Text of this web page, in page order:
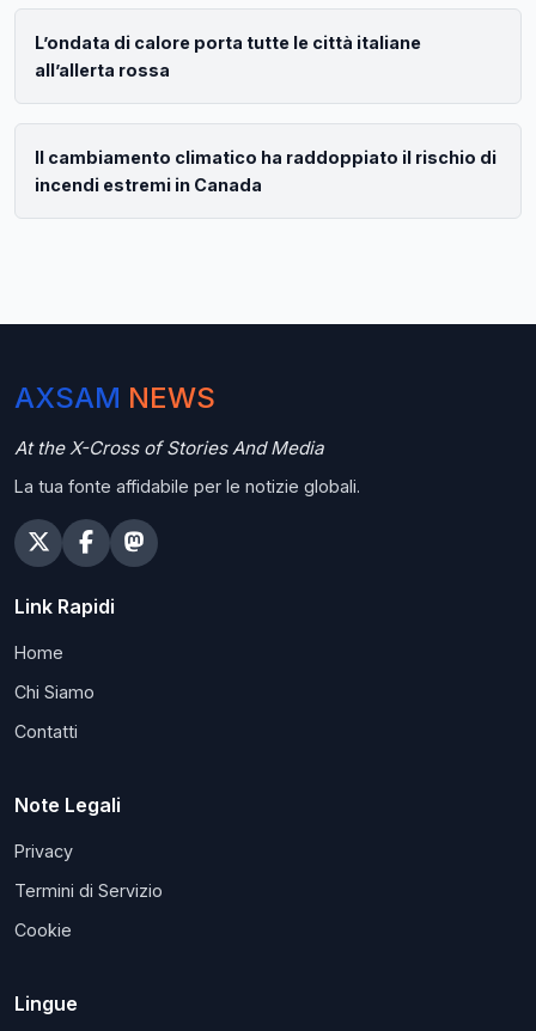
L’ondata di calore porta tutte le città italiane
all’allerta rossa
Il cambiamento climatico ha raddoppiato il rischio di
incendi estremi in Canada
AXSAM NEWS
At the X-Cross of Stories And Media
La tua fonte affidabile per le notizie globali.
Link Rapidi
Home
Chi Siamo
Contatti
Note Legali
Privacy
Termini di Servizio
Cookie
Lingue